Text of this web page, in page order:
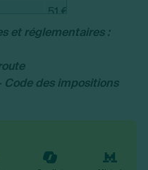
51 €
41 €
30 €
et réglementaires :
Code des impositions